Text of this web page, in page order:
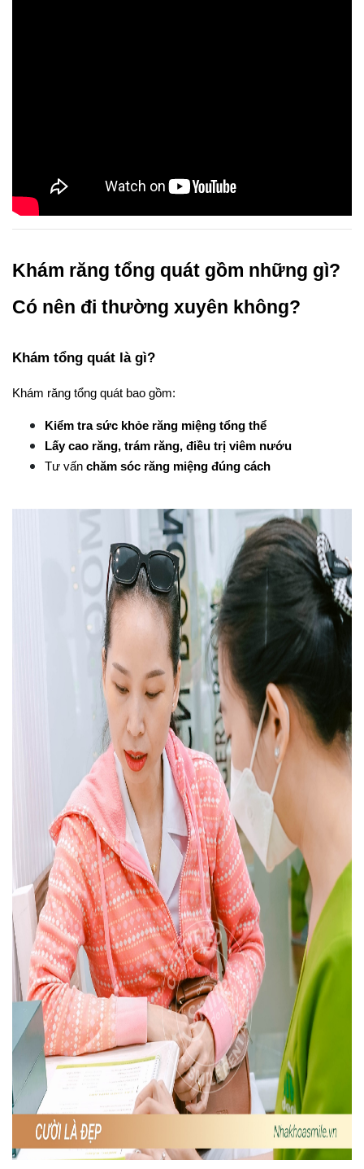
Khám răng tổng quát gồm những gì?
Có nên đi thường xuyên không?
Khám tổng quát là gì?
Khám răng tổng quát bao gồm:
Kiểm tra sức khỏe răng miệng tổng thể
Lấy cao răng, trám răng, điều trị viêm nướu
Tư vấn chăm sóc răng miệng đúng cách